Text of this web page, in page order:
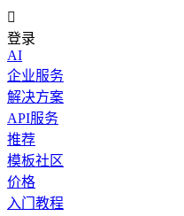

登录
AI
企业服务
解决方案
API服务
推荐
模板社区
价格
入门教程